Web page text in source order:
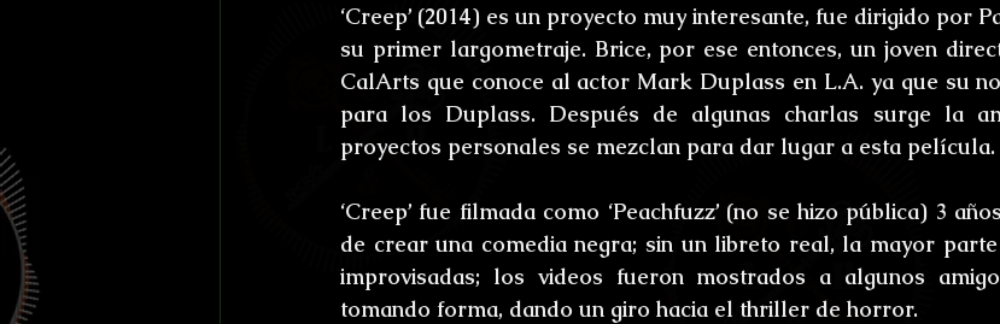
Efemérides y celebraciones Bestiario del Horror Los
Reto Stefan Koidl Umbrarum hic locus est
L'horreur En Haute Couture Relatos Relatos
‘Creep’ (2014) es un proyecto muy interesante, fue dirigido por
su primer largometraje. Brice, por ese entonces, un joven
CalArts que conoce al actor Mark Duplass en L.A. ya que su
para los Duplass. Después de algunas charlas surge la
proyectos personales se mezclan para dar lugar a esta película.
‘Creep’ fue filmada como ‘Peachfuzz’ (no se hizo pública) 3
de crear una comedia negra; sin un libreto real, la mayor
improvisadas; los videos fueron mostrados a algunos
tomando forma, dando un giro hacia el thriller de horror.